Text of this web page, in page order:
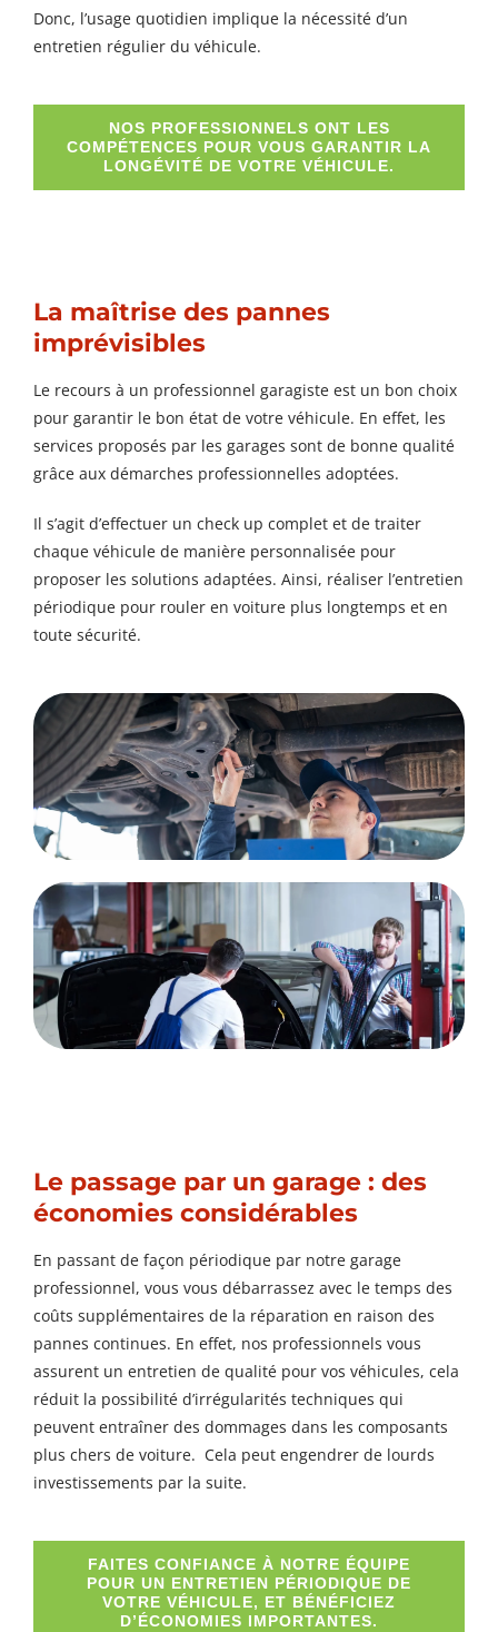
Donc, l’usage quotidien implique la nécessité d’un
entretien régulier du véhicule.
NOS PROFESSIONNELS ONT LES
COMPÉTENCES POUR VOUS GARANTIR LA
LONGÉVITÉ DE VOTRE VÉHICULE.
La maîtrise des pannes
imprévisibles
Le recours à un professionnel garagiste est un bon choix
pour garantir le bon état de votre véhicule. En effet, les
services proposés par les garages sont de bonne qualité
grâce aux démarches professionnelles adoptées.
Il s’agit d’effectuer un check up complet et de traiter
chaque véhicule de manière personnalisée pour
proposer les solutions adaptées. Ainsi, réaliser l’entretien
périodique pour rouler en voiture plus longtemps et en
toute sécurité.
Le passage par un garage : des
économies considérables
En passant de façon périodique par notre garage
professionnel, vous vous débarrassez avec le temps des
coûts supplémentaires de la réparation en raison des
pannes continues. En effet, nos professionnels vous
assurent un entretien de qualité pour vos véhicules, cela
réduit la possibilité d’irrégularités techniques qui
peuvent entraîner des dommages dans les composants
plus chers de voiture. Cela peut engendrer de lourds
investissements par la suite.
FAITES CONFIANCE À NOTRE ÉQUIPE
POUR UN ENTRETIEN PÉRIODIQUE DE
VOTRE VÉHICULE, ET BÉNÉFICIEZ
D’ÉCONOMIES IMPORTANTES.